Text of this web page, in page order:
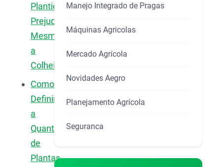
Plantio
Prejudica
Mesmo
a
Colheita?
Como
Definir
a
Quantidade
de
Plantas
Manejo Integrado de Pragas
Máquinas Agricolas
Mercado Agrícola
Novidades Aegro
Planejamento Agrícola
Seguranca